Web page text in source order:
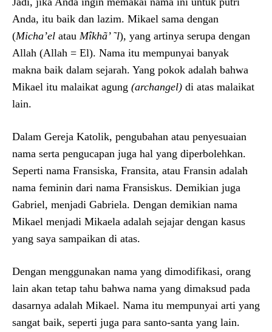
Anda, itu baik dan lazim. Mikael sama dengan
(Micha’el atau Mîkhã’ ˜l), yang artinya serupa dengan
Allah (Allah = El). Nama itu mempunyai banyak
makna baik dalam sejarah. Yang pokok adalah bahwa
Mikael itu malaikat agung (archangel) di atas malaikat
lain.
Dalam Gereja Katolik, pengubahan atau penyesuaian
nama serta pengucapan juga hal yang diperbolehkan.
Seperti nama Fransiska, Fransita, atau Fransin adalah
nama feminin dari nama Fransiskus. Demikian juga
Gabriel, menjadi Gabriela. Dengan demikian nama
Mikael menjadi Mikaela adalah sejajar dengan kasus
yang saya sampaikan di atas.
Dengan menggunakan nama yang dimodifikasi, orang
lain akan tetap tahu bahwa nama yang dimaksud pada
dasarnya adalah Mikael. Nama itu mempunyai arti yang
sangat baik, seperti juga para santo-santa yang lain.